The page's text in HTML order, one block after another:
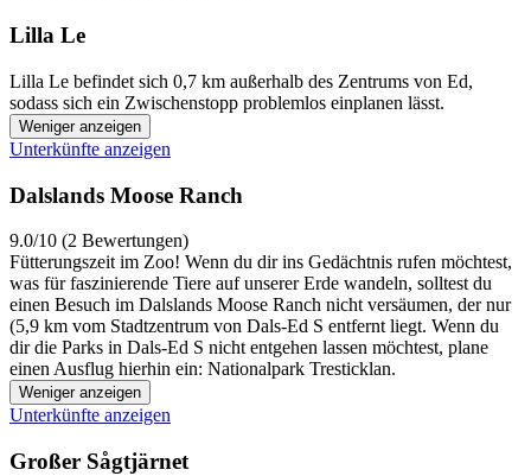
Lilla Le
Lilla Le befindet sich 0,7 km außerhalb des Zentrums von Ed,
sodass sich ein Zwischenstopp problemlos einplanen lässt.
Weniger anzeigen
Unterkünfte anzeigen
Dalslands Moose Ranch
9.0/10 (2 Bewertungen)
Fütterungszeit im Zoo! Wenn du dir ins Gedächtnis rufen möchtest,
was für faszinierende Tiere auf unserer Erde wandeln, solltest du
einen Besuch im Dalslands Moose Ranch nicht versäumen, der nur
(5,9 km vom Stadtzentrum von Dals-Ed S entfernt liegt. Wenn du
dir die Parks in Dals-Ed S nicht entgehen lassen möchtest, plane
einen Ausflug hierhin ein: Nationalpark Tresticklan.
Weniger anzeigen
Unterkünfte anzeigen
Großer Sågtjärnet